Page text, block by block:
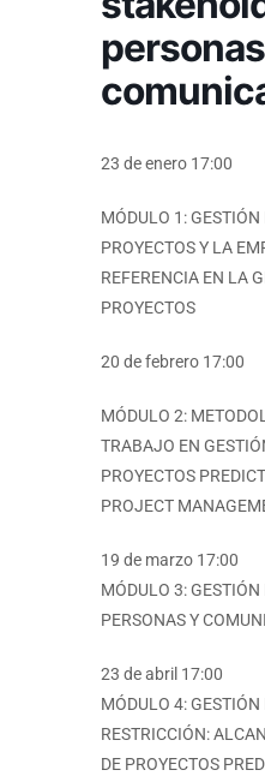
23 de enero 17:00
MÓDULO 1: GESTIÓN
PROYECTOS Y LA
REFERENCIA EN LA
PROYECTOS
20 de febrero 17:00
MÓDULO 2:
TRABAJO EN
PROYECTOS
PROJECT
19 de marzo 17:00
MÓDULO 3: GESTIÓN
PERSONAS Y
23 de abril 17:00
MÓDULO 4:
RESTRICCIÓN:
DE PROYECTOS